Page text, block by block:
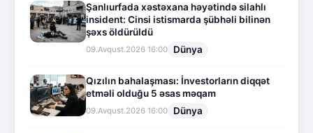
Şanlıurfada xəstəxana həyətində silahlı
insident: Cinsi istismarda şübhəli bilinən
şəxs öldürüldü
09.Avqust.2026 16:00 Dünya
Qızılın bahalaşması: İnvestorların diqqət
etməli olduğu 5 əsas məqam
09.Avqust.2026 16:00 Dünya